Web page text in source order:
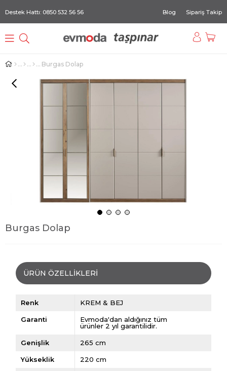
Destek Hattı: 0850 532 56 56 Blog Sipariş Takip
Burgas Dolap
Burgas Dolap
ÜRÜN ÖZELLIKLERI
Renk KREM & BEJ
Garanti
Evmoda'dan aldığınız tüm
ürünler 2 yıl garantilidir.
Genişlik 265 cm
Yükseklik 220 cm